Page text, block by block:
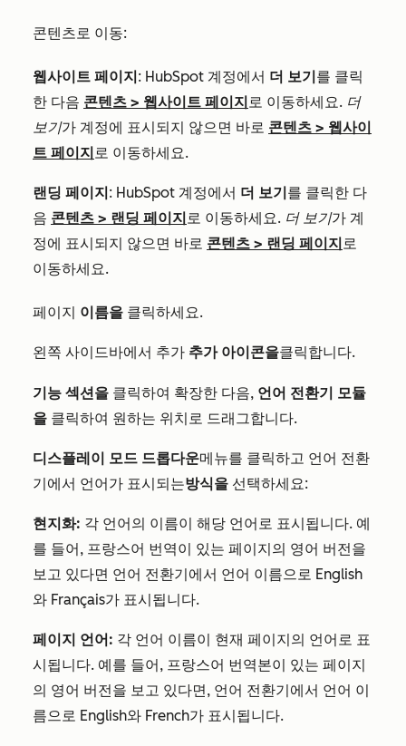
콘텐츠로 이동:
웹사이트 페이지: HubSpot 계정에서 더 보기를 클릭
한 다음 콘텐츠 > 웹사이트 페이지로 이동하세요. 더
보기가 계정에 표시되지 않으면 바로 콘텐츠 > 웹사이
트 페이지로 이동하세요.
랜딩 페이지: HubSpot 계정에서 더 보기를 클릭한 다
음 콘텐츠 > 랜딩 페이지로 이동하세요. 더 보기가 계
정에 표시되지 않으면 바로 콘텐츠 > 랜딩 페이지로
이동하세요.
페이지 이름을 클릭하세요.
왼쪽 사이드바에서 추가 추가 아이콘을클릭합니다.
기능 섹션을 클릭하여 확장한 다음, 언어 전환기 모듈
을 클릭하여 원하는 위치로 드래그합니다.
디스플레이 모드 드롭다운메뉴를 클릭하고 언어 전환
기에서 언어가 표시되는방식을 선택하세요:
현지화: 각 언어의 이름이 해당 언어로 표시됩니다. 예
를 들어, 프랑스어 번역이 있는 페이지의 영어 버전을
보고 있다면 언어 전환기에서 언어 이름으로 English
와 Français가 표시됩니다.
페이지 언어: 각 언어 이름이 현재 페이지의 언어로 표
시됩니다. 예를 들어, 프랑스어 번역본이 있는 페이지
의 영어 버전을 보고 있다면, 언어 전환기에서 언어 이
름으로 English와 French가 표시됩니다.